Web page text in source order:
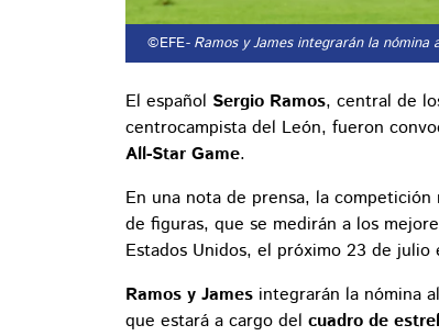
©EFE- Ramos y James integrarán la nómina
El español Sergio Ramos, central de
centrocampista del León, fueron
All-Star Game.
En una nota de prensa, la
de figuras, que se medirán a los
Estados Unidos, el próximo 23 de
Ramos y James integrarán la nómina
que estará a cargo del cuadro de